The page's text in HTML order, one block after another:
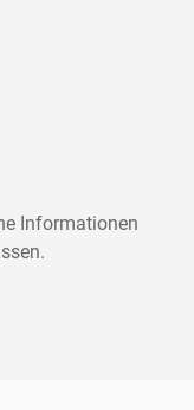
Informationen